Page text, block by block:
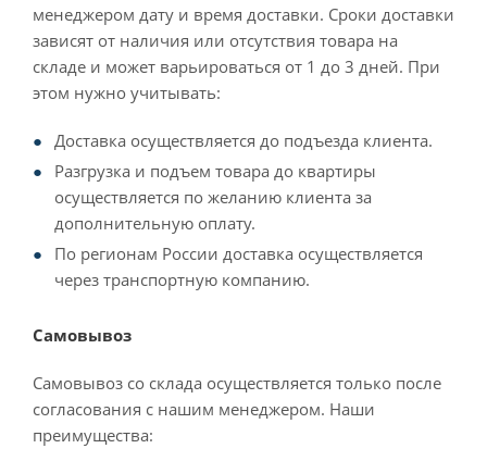
менеджером дату и время доставки. Сроки доставки
зависят от наличия или отсутствия товара на
складе и может варьироваться от 1 до 3 дней. При
этом нужно учитывать:
Доставка осуществляется до подъезда клиента.
Разгрузка и подъем товара до квартиры
осуществляется по желанию клиента за
дополнительную оплату.
По регионам России доставка осуществляется
через транспортную компанию.
Самовывоз
Самовывоз со склада осуществляется только после
согласования с нашим менеджером. Наши
преимущества: